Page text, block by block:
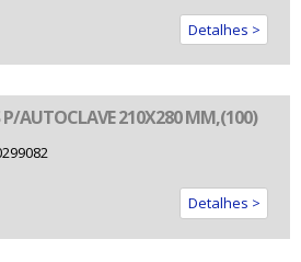
Detalhes >
P/AUTOCLAVE 210X280 MM,(100)
Detalhes >